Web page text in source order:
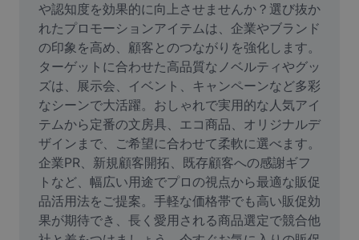
AI Text Remover
AI People Remover
AI Inpainting
Face Cutout
動画
動画背景削除
や認知度を効果的に向上させませんか？選び抜か
れたプロモーションアイテムは、企業やブランド
の印象を高め、顧客とのつながりを強化します。
ターゲットに合わせた高品質なノベルティやグッ
ズは、展示会、イベント、キャンペーンなど多彩
なシーンで大活躍。おしゃれで実用的な人気アイ
テムから定番の文房具、エコ商品、オリジナルデ
ザインまで、ご希望に合わせて柔軟に選べます。
企業PR、新規顧客開拓、既存顧客への感謝ギフ
トなど、幅広い用途でプロの視点から最適な販促
品活用法をご提案。手軽な価格帯でも高い販促効
果が期待でき、長く愛用される商品選定で競合他